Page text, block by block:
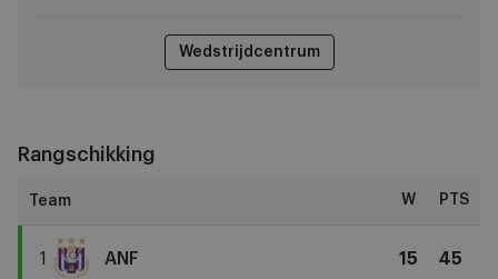
Wedstrijdcentrum
Rangschikking
W PTS
1
ANF 15 45